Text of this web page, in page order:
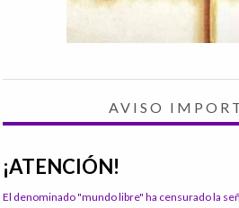
AVISO
¡ATENCIÓN!
El denominado "mundo libre" ha censurado la